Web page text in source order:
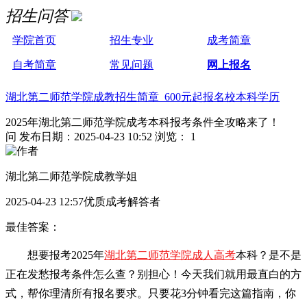
招生问答
学院首页 招生专业 成考简章
自考简章 常见问题 网上报名
湖北第二师范学院成教招生简章 600元起报名校本科学历
2025年湖北第二师范学院成考本科报考条件全攻略来了！
问 发布日期：2025-04-23 10:52 浏览： 1
湖北第二师范学院成教学姐
2025-04-23 12:57优质成考解答者
最佳答案：
想要报考2025年湖北第二师范学院成人高考本科？是不是
正在发愁报考条件怎么查？别担心！今天我们就用最直白的方
式，帮你理清所有报名要求。只要花3分钟看完这篇指南，你